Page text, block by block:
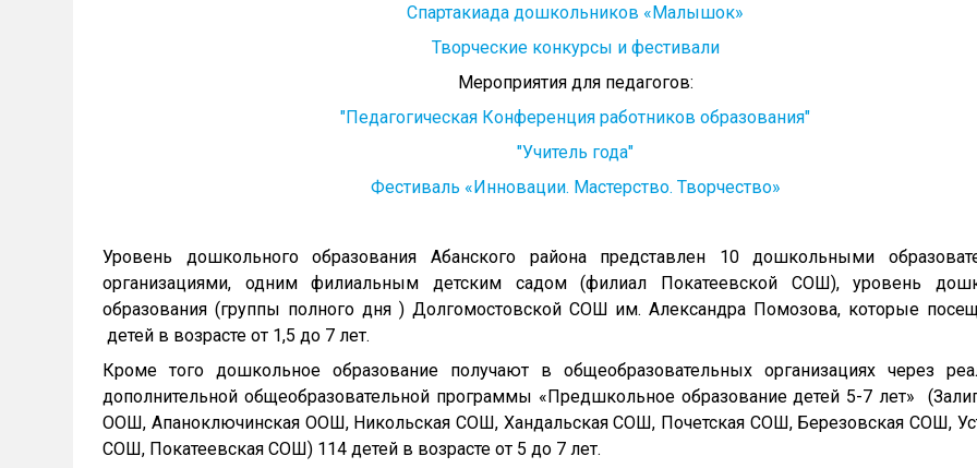
Спартакиада дошкольников «Малышок»
Творческие конкурсы и фестивали
Мероприятия для педагогов:
"Педагогическая Конференция работников образования"
"Учитель года"
Фестиваль «Инновации. Мастерство. Творчество»
Уровень дошкольного образования Абанского района представлен 10 дошкольными
организациями, одним филиальным детским садом (филиал Покатеевской СОШ), уровень
образования (группы полного дня ) Долгомостовской СОШ им. Александра Помозова, которые
детей в возрасте от 1,5 до 7 лет.
Кроме того дошкольное образование получают в общеобразовательных организациях через
дополнительной общеобразовательной программы «Предшкольное образование детей 5-7 лет»
ООШ, Апаноключинская ООШ, Никольская СОШ, Хандальская СОШ, Почетская СОШ, Березовская СОШ,
СОШ, Покатеевская СОШ) 114 детей в возрасте от 5 до 7 лет.